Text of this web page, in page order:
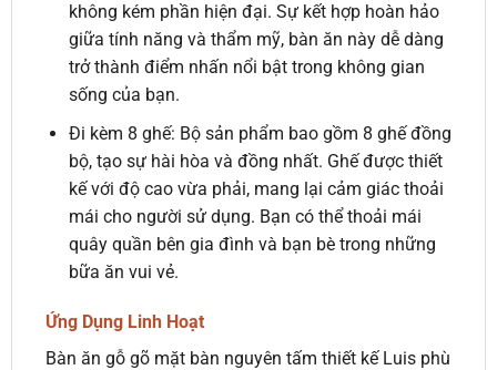
không kém phần hiện đại. Sự kết hợp hoàn hảo
giữa tính năng và thẩm mỹ, bàn ăn này dễ dàng
trở thành điểm nhấn nổi bật trong không gian
sống của bạn.
Đi kèm 8 ghế: Bộ sản phẩm bao gồm 8 ghế đồng
bộ, tạo sự hài hòa và đồng nhất. Ghế được thiết
kế với độ cao vừa phải, mang lại cảm giác thoải
mái cho người sử dụng. Bạn có thể thoải mái
quây quần bên gia đình và bạn bè trong những
bữa ăn vui vẻ.
Ứng Dụng Linh Hoạt
Bàn ăn gỗ gõ mặt bàn nguyên tấm thiết kế Luis phù